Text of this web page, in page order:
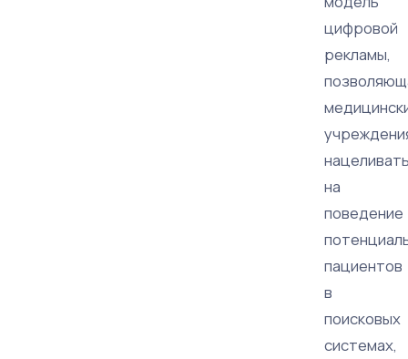
цифровой
рекламы,
на
поведение
пациентов
в
поисковых
системах,